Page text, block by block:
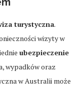
turystyczna.
wizyty w
ubezpieczenie
wypadków oraz
w Australii może